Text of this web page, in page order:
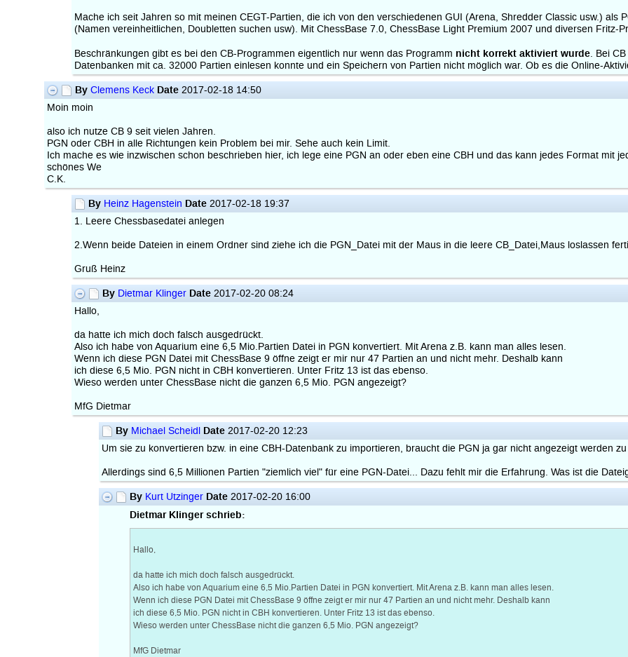
Mache ich seit Jahren so mit meinen CEGT-Partien, die ich von den verschiedenen GUI (Arena, Shredder Classic usw.) als
(Namen vereinheitlichen, Doubletten suchen usw). Mit ChessBase 7.0, ChessBase Light Premium 2007 und diversen Fritz-
Beschränkungen gibt es bei den CB-Programmen eigentlich nur wenn das Programm nicht korrekt aktiviert wurde. Bei
Datenbanken mit ca. 32000 Partien einlesen konnte und ein Speichern von Partien nicht möglich war. Ob es die Online-
By Clemens Keck Date 2017-02-18 14:50
Moin moin
also ich nutze CB 9 seit vielen Jahren.
PGN oder CBH in alle Richtungen kein Problem bei mir. Sehe auch kein Limit.
Ich mache es wie inzwischen schon beschrieben hier, ich lege eine PGN an oder eben eine CBH und das kann jedes Format mit
schönes We
C.K.
By Heinz Hagenstein Date 2017-02-18 19:37
1. Leere Chessbasedatei anlegen
2.Wenn beide Dateien in einem Ordner sind ziehe ich die PGN_Datei mit der Maus in die leere CB_Datei,Maus loslassen
Gruß Heinz
By Dietmar Klinger Date 2017-02-20 08:24
Hallo,
da hatte ich mich doch falsch ausgedrückt.
Also ich habe von Aquarium eine 6,5 Mio.Partien Datei in PGN konvertiert. Mit Arena z.B. kann man alles lesen.
Wenn ich diese PGN Datei mit ChessBase 9 öffne zeigt er mir nur 47 Partien an und nicht mehr. Deshalb kann
ich diese 6,5 Mio. PGN nicht in CBH konvertieren. Unter Fritz 13 ist das ebenso.
Wieso werden unter ChessBase nicht die ganzen 6,5 Mio. PGN angezeigt?
MfG Dietmar
By Michael Scheidl Date 2017-02-20 12:23
Um sie zu konvertieren bzw. in eine CBH-Datenbank zu importieren, braucht die PGN ja gar nicht angezeigt werden
Allerdings sind 6,5 Millionen Partien "ziemlich viel" für eine PGN-Datei... Dazu fehlt mir die Erfahrung. Was ist die
By Kurt Utzinger Date 2017-02-20 16:00
Dietmar Klinger schrieb:
Hallo,
da hatte ich mich doch falsch ausgedrückt.
Also ich habe von Aquarium eine 6,5 Mio.Partien Datei in PGN konvertiert. Mit Arena z.B. kann man alles lesen.
Wenn ich diese PGN Datei mit ChessBase 9 öffne zeigt er mir nur 47 Partien an und nicht mehr. Deshalb kann
ich diese 6,5 Mio. PGN nicht in CBH konvertieren. Unter Fritz 13 ist das ebenso.
Wieso werden unter ChessBase nicht die ganzen 6,5 Mio. PGN angezeigt?
MfG Dietmar